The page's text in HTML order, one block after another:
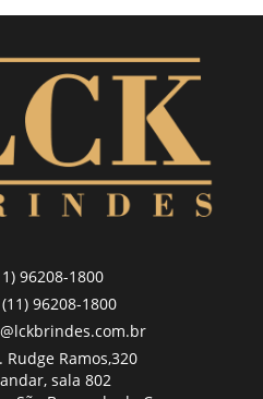
96208-1800
(11) 96208-1800
Rudge Ramos,320
sala 802